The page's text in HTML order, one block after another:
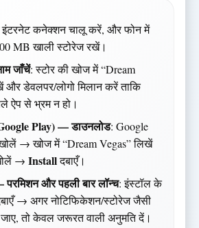
इंटरनेट कनेक्शन चालू करें, और फोन में
MB खाली स्टोरेज रखें।
जाँचें: स्टोर की खोज में “Dream
और डेवलपर/लोगो मिलान करें ताकि
ऐप से भ्रम न हो।
Play) — डाउनलोड: Google
→ खोज में “Dream Vegas” लिखें
→ Installदबाएँ।
और पहली बार लॉन्च: इंस्टॉल के
→ अगर नोटिफिकेशन/स्टोरेज जैसी
जाए, तो केवल जरूरत वाली अनुमति दें।